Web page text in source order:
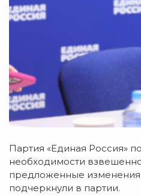
Партия «Единая Россия»
необходимости
предложенные изменения
подчеркнули в партии.